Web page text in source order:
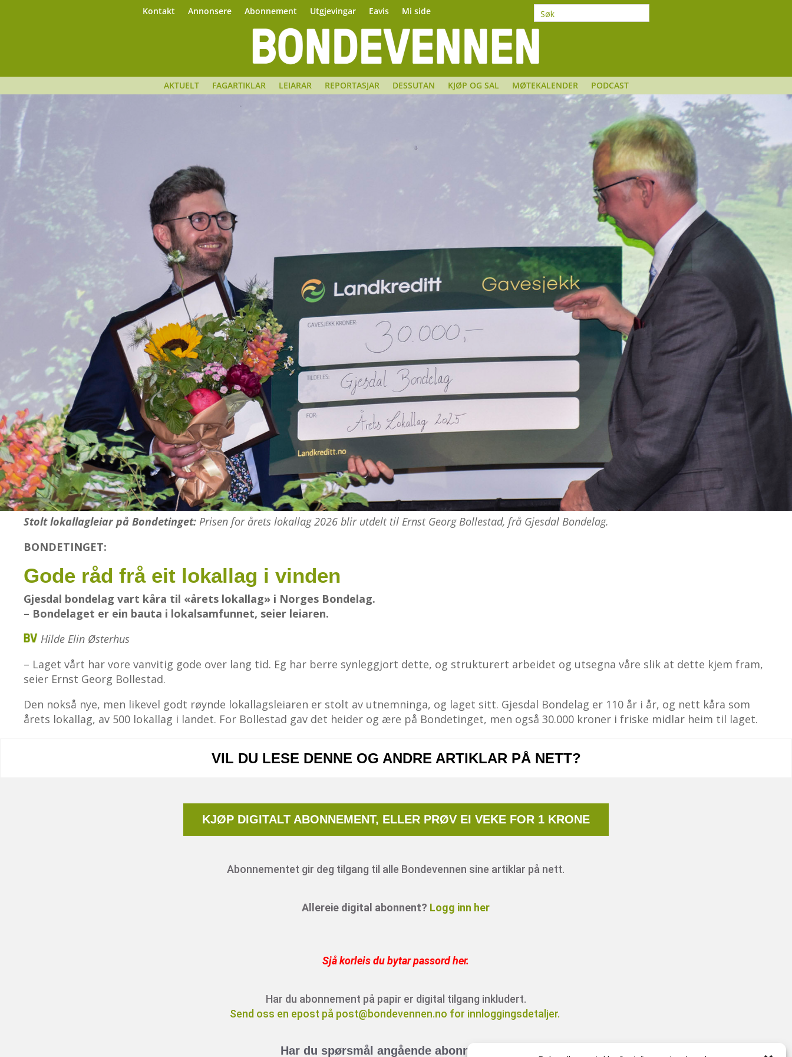
Kontakt Annonsere Abonnement Utgjevingar Eavis Mi side
AKTUELT FAGARTIKLAR LEIARAR REPORTASJAR DESSUTAN KJØP OG SAL MØTEKALENDER PODCAST
Stolt lokallagleiar på Bondetinget: Prisen for årets lokallag 2026 blir utdelt til Ernst Georg Bollestad, frå Gjesdal Bondelag.
BONDETINGET:
Gode råd frå eit lokallag i vinden
Gjesdal bondelag vart kåra til «årets lokallag» i Norges Bondelag.
– Bondelaget er ein bauta i lokalsamfunnet, seier leiaren.
Hilde Elin Østerhus​
– Laget vårt har vore vanvitig gode over lang tid. Eg har berre synleggjort dette, og strukturert arbeidet og utsegna våre slik at dette kjem fram,
seier Ernst Georg Bollestad.
Den nokså nye, men likevel godt røynde lokallagsleiaren er stolt av utnemninga, og laget sitt. Gjesdal Bondelag er 110 år i år, og nett kåra som
årets lokallag, av 500 lokallag i landet. For Bollestad gav det heider og ære på Bondetinget, men også 30.000 kroner i friske midlar heim til laget.
VIL DU LESE DENNE OG ANDRE ARTIKLAR PÅ NETT?
KJØP DIGITALT ABONNEMENT, ELLER PRØV EI VEKE FOR 1 KRONE
Abonnementet gir deg tilgang til alle Bondevennen sine artiklar på nett.
Allereie digital abonnent? Logg inn her
Sjå korleis du bytar passord her.
Har du abonnement på papir er digital tilgang inkludert.
Send oss en epost på post@bondevennen.no for innloggingsdetaljer.
Har du spørsmål angående abonnement?